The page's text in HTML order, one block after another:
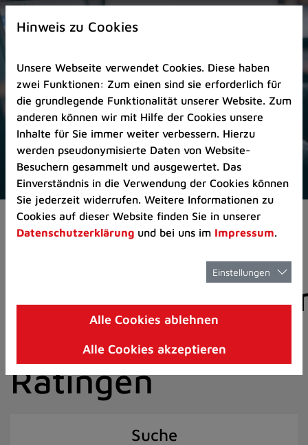
Zur
Startseite
Zum
Seitenanfang
springen
(Schnelltaste
A)
Zur
Navigation/Menü
springen
(Schnelltaste
M)
Zur
8)
I)
Aktuelles Pressemitteilungen
der Stadt
Ratingen
Suche
Hinweis zu Cookies
Unsere Webseite verwendet Cookies. Diese haben
zwei Funktionen: Zum einen sind sie erforderlich für
die grundlegende Funktionalität unserer Website. Zum
anderen können wir mit Hilfe der Cookies unsere
Inhalte für Sie immer weiter verbessern. Hierzu
werden pseudonymisierte Daten von Website-
Besuchern gesammelt und ausgewertet. Das
Einverständnis in die Verwendung der Cookies können
Sie jederzeit widerrufen. Weitere Informationen zu
Cookies auf dieser Website finden Sie in unserer
Datenschutzerklärung und bei uns im Impressum.
Einstellungen
Alle Cookies ablehnen
Alle Cookies akzeptieren